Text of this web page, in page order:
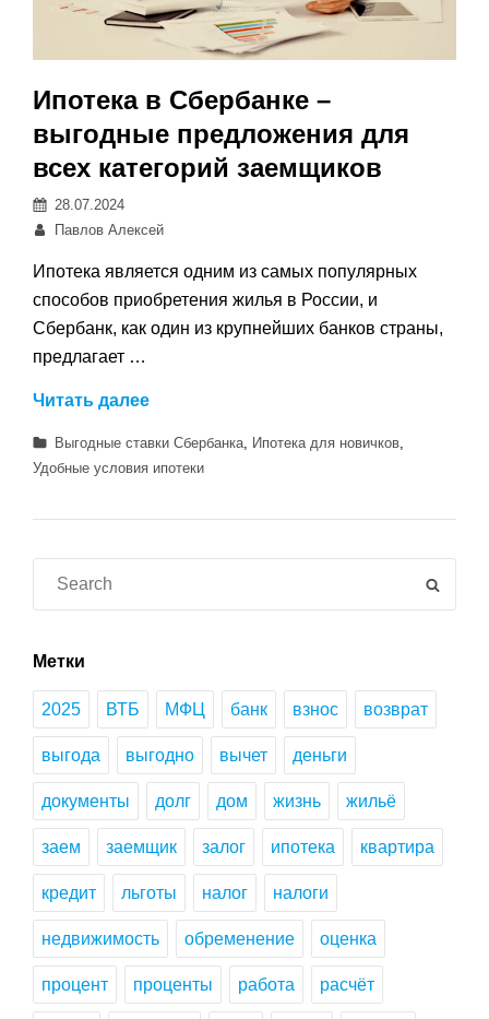
Ипотека в Сбербанке –
выгодные предложения для
всех категорий заемщиков
Posted
on
28.07.2024
Автор:
Павлов Алексей
Ипотека является одним из самых популярных
способов приобретения жилья в России, и
Сбербанк, как один из крупнейших банков страны,
предлагает …
Читать далееИпотека
Сбербанке
Категории
Выгодные ставки Сбербанка, Ипотека для новичков,
Удобные условия ипотеки
Метки
2025 ВТБ МФЦ банк взнос возврат
выгода выгодно вычет деньги
документы долг дом жизнь жильё
заем заемщик залог ипотека квартира
кредит льготы налог налоги
недвижимость обременение оценка
процент проценты работа расчёт